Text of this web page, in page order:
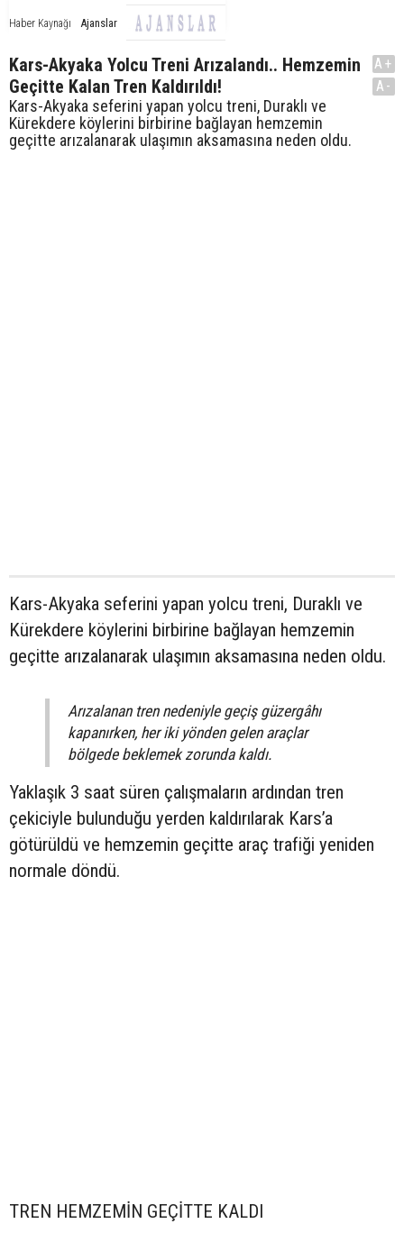
Haber Kaynağı Ajanslar
Kars-Akyaka Yolcu Treni Arızalandı.. Hemzemin
Geçitte Kalan Tren Kaldırıldı!
Kars-Akyaka seferini yapan yolcu treni, Duraklı ve
Kürekdere köylerini birbirine bağlayan hemzemin
geçitte arızalanarak ulaşımın aksamasına neden oldu.
A+
A-
Kars-Akyaka seferini yapan yolcu treni, Duraklı ve
Kürekdere köylerini birbirine bağlayan hemzemin
geçitte arızalanarak ulaşımın aksamasına neden oldu.
Arızalanan tren nedeniyle geçiş güzergâhı
kapanırken, her iki yönden gelen araçlar
bölgede beklemek zorunda kaldı.
Yaklaşık 3 saat süren çalışmaların ardından tren
çekiciyle bulunduğu yerden kaldırılarak Kars’a
götürüldü ve hemzemin geçitte araç trafiği yeniden
normale döndü.
TREN HEMZEMİN GEÇİTTE KALDI